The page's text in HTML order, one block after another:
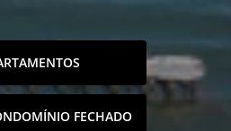
FECHADO